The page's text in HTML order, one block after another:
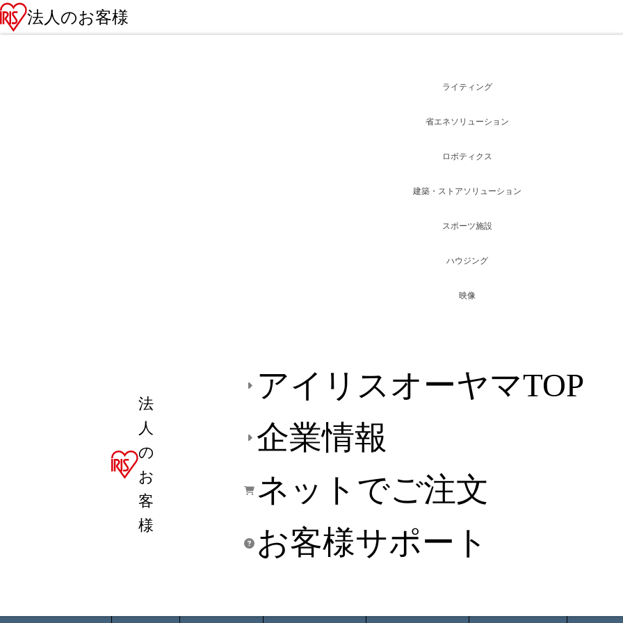
法人のお客様
法
人
の
お
客
様
アイリスオーヤマTOP
企業情報
ネットでご注文
お客様サポート
ライティング
省エネソリューション
ロボティクス
建築・ストアソリューション
スポーツ施設
ハウジング
映像